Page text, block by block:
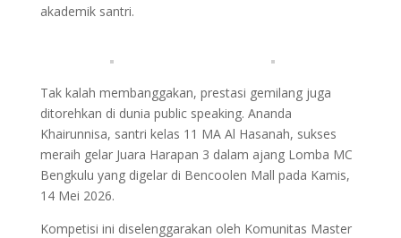
akademik santri.
Tak kalah membanggakan, prestasi gemilang juga
ditorehkan di dunia public speaking. Ananda
Khairunnisa, santri kelas 11 MA Al Hasanah, sukses
meraih gelar Juara Harapan 3 dalam ajang Lomba MC
Bengkulu yang digelar di Bencoolen Mall pada Kamis,
14 Mei 2026.
Kompetisi ini diselenggarakan oleh Komunitas Master